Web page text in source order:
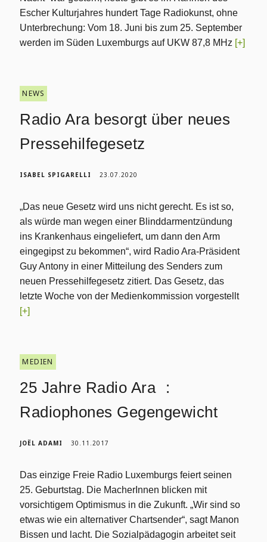
Escher Kulturjahres hundert Tage Radiokunst, ohne
Unterbrechung: Vom 18. Juni bis zum 25. September
werden im Süden Luxemburgs auf UKW 87,8 MHz [+]
NEWS
Radio Ara besorgt über neues
Pressehilfegesetz
ISABEL SPIGARELLI 23.07.2020
„Das neue Gesetz wird uns nicht gerecht. Es ist so,
als würde man wegen einer Blinddarmentzündung
ins Krankenhaus eingeliefert, um dann den Arm
eingegipst zu bekommen“, wird Radio Ara-Präsident
Guy Antony in einer Mitteilung des Senders zum
neuen Pressehilfegesetz zitiert. Das Gesetz, das
letzte Woche von der Medienkommission vorgestellt
[+]
MEDIEN
25 Jahre Radio Ara :
Radiophones Gegengewicht
JOËL ADAMI 30.11.2017
Das einzige Freie Radio Luxemburgs feiert seinen
25. Geburtstag. Die MacherInnen blicken mit
vorsichtigem Optimismus in die Zukunft. „Wir sind so
etwas wie ein alternativer Chartsender“, sagt Manon
Bissen und lacht. Die Sozialpädagogin arbeitet seit